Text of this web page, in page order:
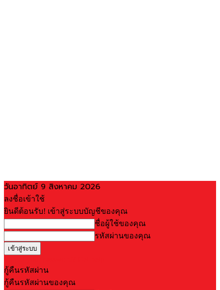
วันอาทิตย์ 9 สิงหาคม 2026
ลงชื่อเข้าใช้
ยินดีต้อนรับ! เข้าสู่ระบบบัญชีของคุณ
ชื่อผู้ใช้ของคุณ
รหัสผ่านของคุณ
กู้คืนรหัสผ่าน
กู้คืนรหัสผ่านของคุณ